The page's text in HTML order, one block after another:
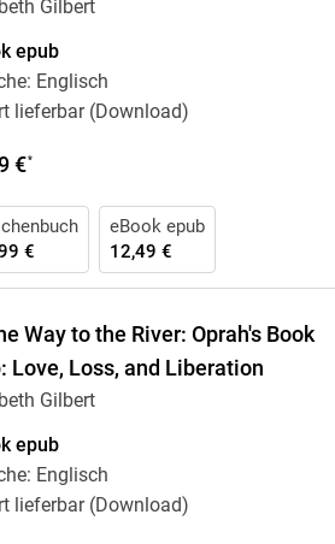
Gilbert
epub
Englisch
lieferbar (Download)
€*
€
eBook epub
12,49 €
Way to the River: Oprah's Book
Love, Loss, and Liberation
Gilbert
epub
Englisch
lieferbar (Download)